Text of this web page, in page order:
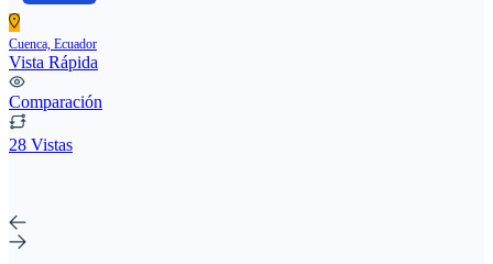
Cuenca, Ecuador
Vista Rápida
Comparación
28 Vistas